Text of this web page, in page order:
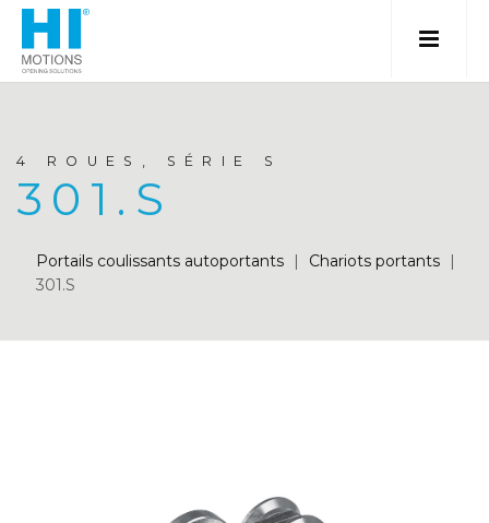
4 ROUES, SÉRIE S
301.S
Portails coulissants autoportants | Chariots portants
|
301.S